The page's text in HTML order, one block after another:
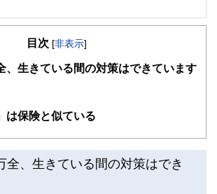
身。同志社大学経済学部卒業後、５年間繊維メーカ
派遣社員として数社の金融機関を経てFPとして独
配事はもちろん、ちょっとした不安でも「お金」に
・セミナー講師・執筆活動を展開中。
目次 [非表示]
、生きている間の対策はできています
は保険と似ている
全、生きている間の対策はでき